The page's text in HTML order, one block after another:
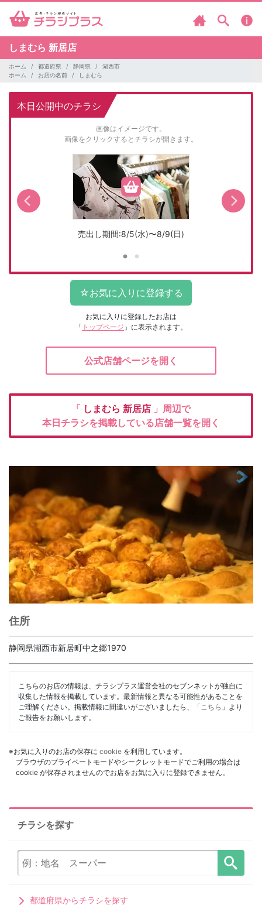
しまむら 新居店
ホーム 都道府県 静岡県
湖西市
ホーム
お店の名前 しまむら
本日公開中のチラシ
画像はイメージです。
画像をクリックするとチラシが開きます。
売出し期間:8/5(水)〜8/9(日)
お気に入りに登録したお店は
「 トップページ 」に表示されます。
公式店舗ページを開く
「 しまむら 新居店 」周辺で
本日チラシを掲載している店舗一覧を開く
住所
静岡県湖西市新居町中之郷1970
こちらのお店の情報は、チラシプラス運営会社のセブンネットが独自に
収集した情報を掲載しています。最新情報と異なる可能性があることを
ご理解ください。掲載情報に間違いがございましたら、「 こちら 」より
ご報告をお願いします。
※お気に入りのお店の保存に cookie を利用しています。
ブラウザのプライベートモードやシークレットモードでご利用の場合は
cookie が保存されませんのでお店をお気に入りに登録できません。
チラシを探す
都道府県からチラシを探す